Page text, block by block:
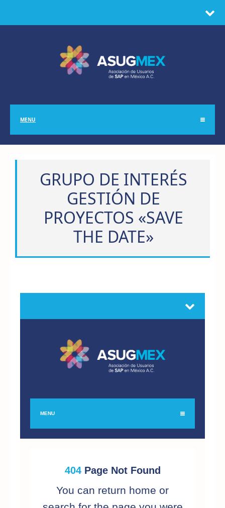
MENU
GRUPO DE INTERÉS
GESTIÓN DE
PROYECTOS «SAVE
THE DATE»